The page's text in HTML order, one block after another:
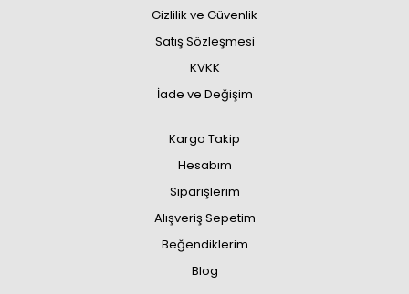
Gizlilik ve Güvenlik
Satış Sözleşmesi
KVKK
İade ve Değişim
Kargo Takip
Hesabım
Siparişlerim
Alışveriş Sepetim
Beğendiklerim
Blog